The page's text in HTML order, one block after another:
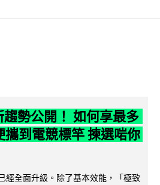
勢公開！ 如何享最多
到電競標竿 揀選啱你
經全面升級。除了基本效能，「極致